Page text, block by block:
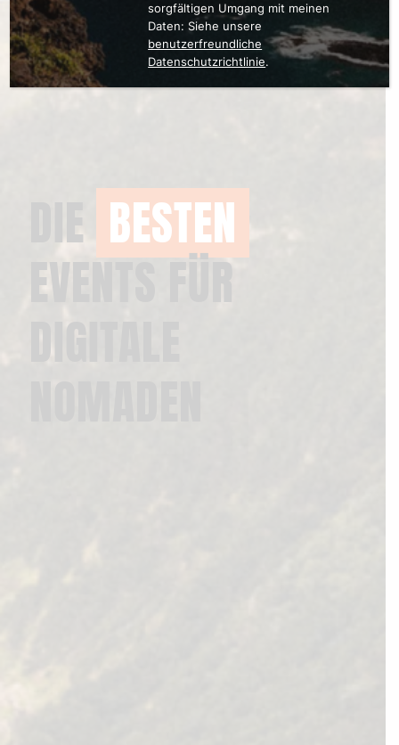
DIE BESTEN
EVENTS FÜR
DIGITALE
sorgfältigen Umgang mit meinen
Daten: Siehe unsere
benutzerfreundliche
Datenschutzrichtlinie.